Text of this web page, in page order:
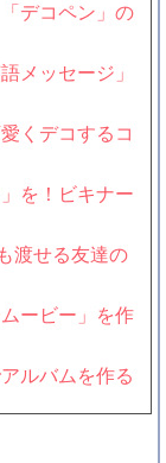
デコペン」の
メッセージ」
くデコするコ
を！ビキナー
渡せる友達の
ービー」を作
ルバムを作る